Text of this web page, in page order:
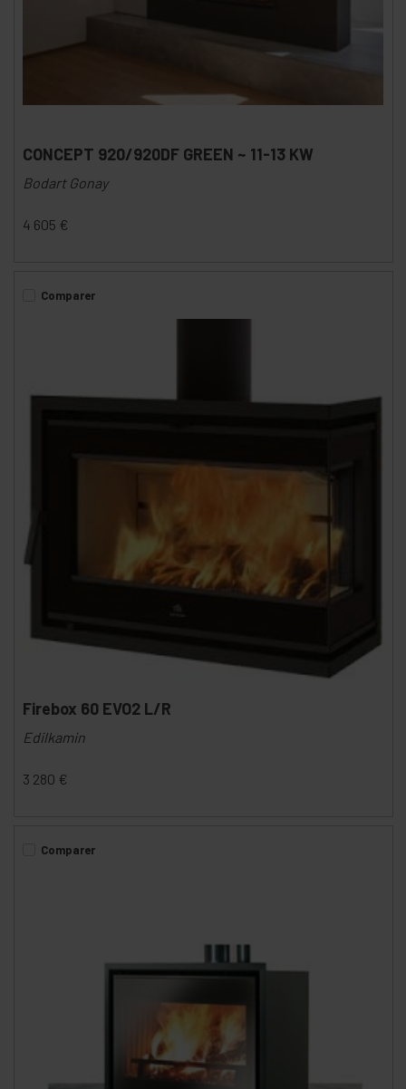
CONCEPT 920/920DF GREEN ~ 11-13 KW
Bodart Gonay
4 605 €
Comparer
Firebox 60 EVO2 L/R
Edilkamin
3 280 €
Comparer